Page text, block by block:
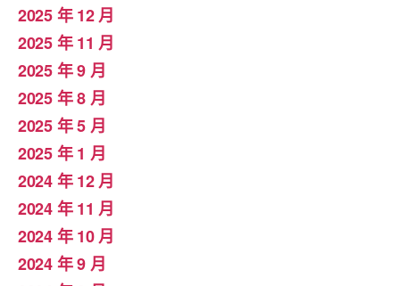
2025 年 12 月
2025 年 11 月
2025 年 9 月
2025 年 8 月
2025 年 5 月
2025 年 1 月
2024 年 12 月
2024 年 11 月
2024 年 10 月
2024 年 9 月